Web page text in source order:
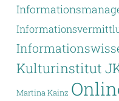
Kulturinstitut
Martina Kainz